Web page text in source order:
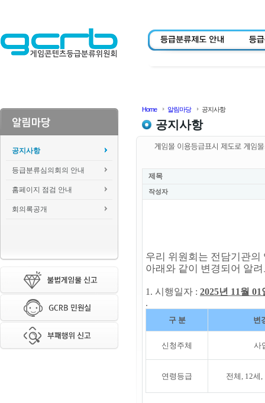
공지사항
등급분류심의회의 안내
홈페이지 점검 안내
회의록공개
Home 알림마당 공지사항
공지사항
제목
작성자
우리 위원회는 전담기관
아래와 같이 변경되어 알
1. 시행일자 : 2025년 11월 01
.
구 분 변
신청주체 사
연령등급 전체, 12세